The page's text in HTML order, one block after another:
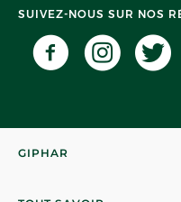
SUIVEZ-NOUS SUR NOS
GIPHAR